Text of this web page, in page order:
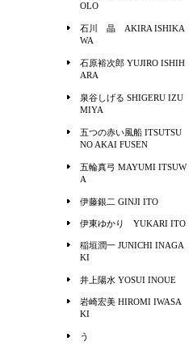
OLO
石川 晶 AKIRA ISHIKA
WA
石原裕次郎 YUJIRO ISHIH
ARA
泉谷しげる SHIGERU IZU
MIYA
五つの赤い風船 ITSUTSU
NO AKAI FUSEN
五輪真弓 MAYUMI ITSUW
A
伊藤銀二 GINJI ITO
伊東ゆかり YUKARI ITO
稲垣潤一 JUNICHI INAGA
KI
井上陽水 YOSUI INOUE
岩崎宏美 HIROMI IWASA
KI
う